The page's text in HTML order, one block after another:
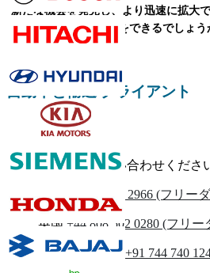
今すぐカスタマ
新たな機会を発見し、より迅速に拡大
うなお手伝いをできるでしょう
自動車と輸送 クライアント
お気軽にお問い合わせくださ
米国 +1 833 909 2966 (フリー
英国 +44 808 502 0280 (フリ
(アジア太平洋) +91 744 740